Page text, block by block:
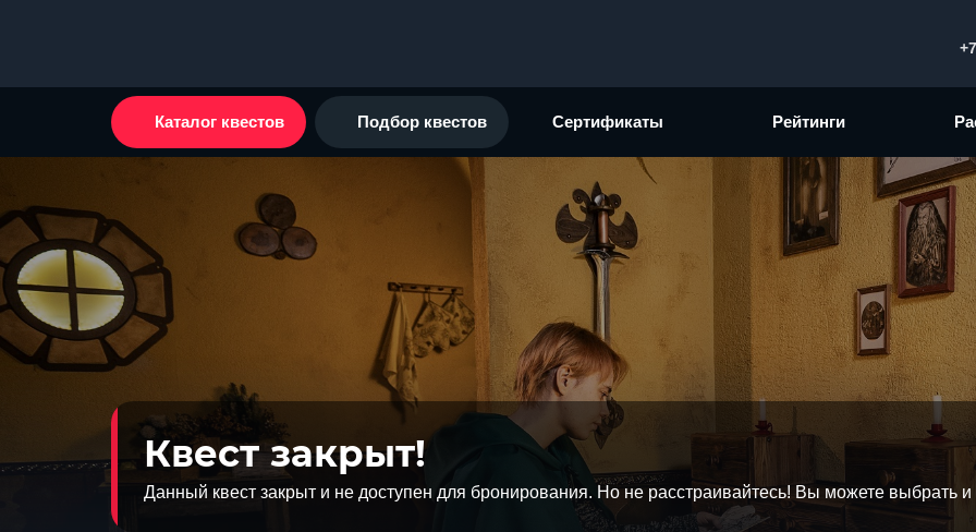
Каталог квестов Подбор квестов Сертификаты Рейтинги
Квест закрыт!
Данный квест закрыт и не доступен для бронирования. Но не расстраивайтесь! Вы можете выбрать и